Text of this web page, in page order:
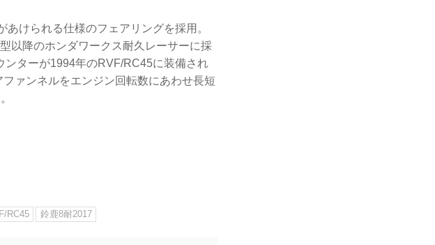
けられる仕様のフェアリングを採用。
以降のホンダワークス耐久レーサーに採
ンターが1994年のRVF/RC45に装備され
ァンネルをエンジン回転数にあわせ長短
RC45 鈴鹿8耐2017